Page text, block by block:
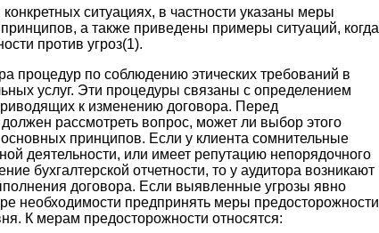
ситуациях, в частности указаны меры
а также приведены примеры ситуаций, когда
против угроз(1).
процедур по соблюдению этических требований в
услуг. Эти процедуры связаны с определением
к изменению договора. Перед
рассмотреть вопрос, может ли выбор этого
принципов. Если у клиента сомнительные
деятельности, или имеет репутацию непорядочного
бухгалтерской отчетности, то у аудитора возникают
договора. Если выявленные угрозы явно
необходимости предпринять меры предосторожности
К мерам предосторожности относятся: